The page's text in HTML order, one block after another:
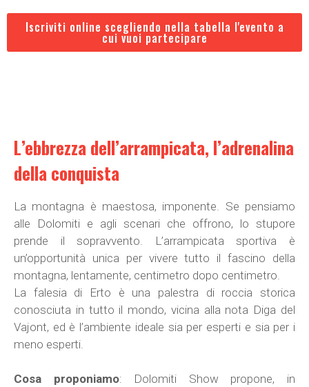
Iscriviti online scegliendo nella tabella l'evento a
cui vuoi partecipare
L’ebbrezza dell’arrampicata, l’adrenalina
della conquista
La montagna è maestosa, imponente. Se pensiamo
alle Dolomiti e agli scenari che offrono, lo stupore
prende il sopravvento. L’arrampicata sportiva è
un’opportunità unica per vivere tutto il fascino della
montagna, lentamente, centimetro dopo centimetro.
La falesia di Erto è una palestra di roccia storica
conosciuta in tutto il mondo, vicina alla nota Diga del
Vajont, ed è l’ambiente ideale sia per esperti e sia per i
meno esperti.
Cosa proponiamo: Dolomiti Show propone, in